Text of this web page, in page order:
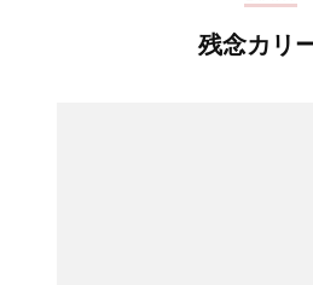
残念カリ